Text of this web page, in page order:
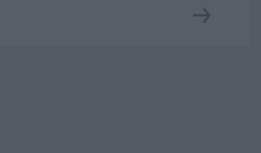
også kan hjælpe